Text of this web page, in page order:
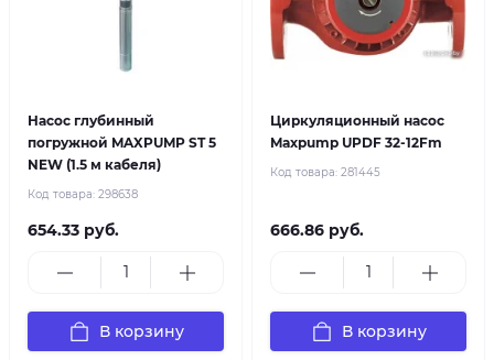
Насос глубинный
погружной MAXPUMP ST 5
NEW (1.5 м кабеля)
Код товара: 298638
654.33 руб.
В корзину
Циркуляционный насос
Maxpump UPDF 32-12Fm
Код товара: 281445
666.86 руб.
В корзину